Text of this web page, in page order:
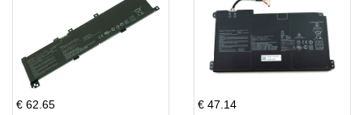
€ 62.65
€ 47.14